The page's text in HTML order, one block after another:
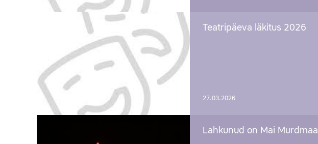
Teatripäeva läkitus 2026
27.03.2026
Lahkunud on Mai Murdmaa